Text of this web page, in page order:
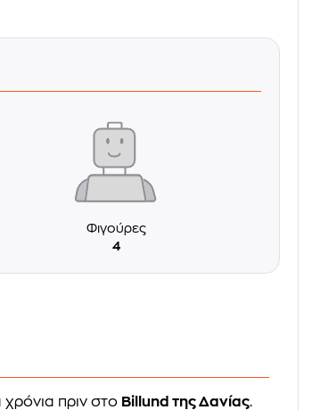
Φιγούρες
4
χρόνια πριν στο Billund της Δανίας.